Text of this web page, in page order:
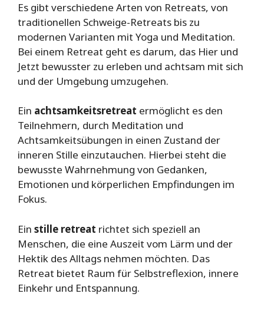
Es gibt verschiedene Arten von Retreats, von
traditionellen Schweige-Retreats bis zu
modernen Varianten mit Yoga und Meditation.
Bei einem Retreat geht es darum, das Hier und
Jetzt bewusster zu erleben und achtsam mit sich
und der Umgebung umzugehen.
Ein achtsamkeitsretreat ermöglicht es den
Teilnehmern, durch Meditation und
Achtsamkeitsübungen in einen Zustand der
inneren Stille einzutauchen. Hierbei steht die
bewusste Wahrnehmung von Gedanken,
Emotionen und körperlichen Empfindungen im
Fokus.
Ein stille retreat richtet sich speziell an
Menschen, die eine Auszeit vom Lärm und der
Hektik des Alltags nehmen möchten. Das
Retreat bietet Raum für Selbstreflexion, innere
Einkehr und Entspannung.